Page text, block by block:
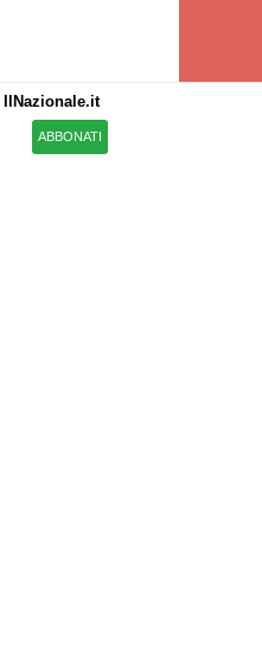
IlNazionale.it
ABBONATI